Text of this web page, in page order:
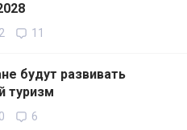
11
будут развивать
туризм
6